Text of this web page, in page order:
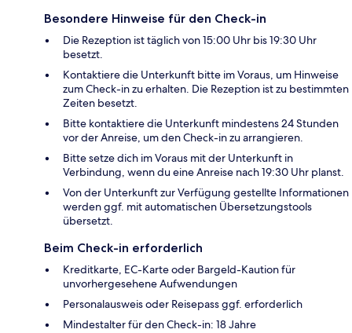
Besondere Hinweise für den Check-in
Die Rezeption ist täglich von 15:00 Uhr bis 19:30 Uhr
besetzt.
Kontaktiere die Unterkunft bitte im Voraus, um Hinweise
zum Check-in zu erhalten. Die Rezeption ist zu bestimmten
Zeiten besetzt.
Bitte kontaktiere die Unterkunft mindestens 24 Stunden
vor der Anreise, um den Check-in zu arrangieren.
Bitte setze dich im Voraus mit der Unterkunft in
Verbindung, wenn du eine Anreise nach 19:30 Uhr planst.
Von der Unterkunft zur Verfügung gestellte Informationen
werden ggf. mit automatischen Übersetzungstools
übersetzt.
Beim Check-in erforderlich
Kreditkarte, EC-Karte oder Bargeld-Kaution für
unvorhergesehene Aufwendungen
Personalausweis oder Reisepass ggf. erforderlich
Mindestalter für den Check-in: 18 Jahre